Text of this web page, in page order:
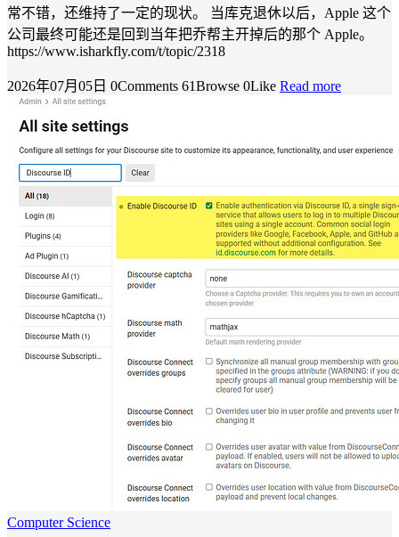
常不错，还维持了一定的现状。 当库克退休以后，Apple 这个
公司最终可能还是回到当年把乔帮主开掉后的那个 Apple。
https://www.isharkfly.com/t/topic/2318
2026年07月05日 0Comments 61Browse 0Like Read more
Computer Science